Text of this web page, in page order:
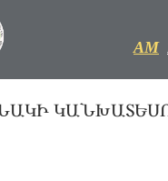
AM
ԿԱՆԽԱՏԵՍՈՒՄ